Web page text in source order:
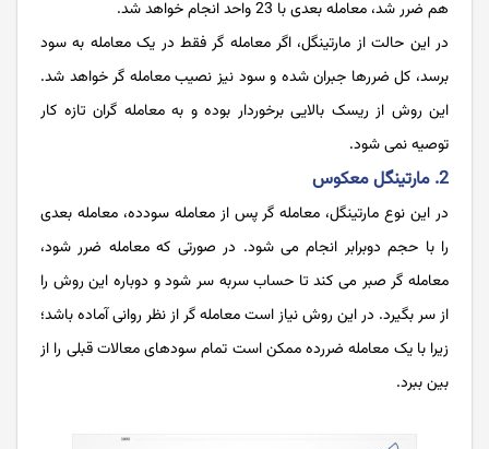
هم ضرر شد، معامله بعدی با 23 واحد انجام خواهد شد.
در این حالت از مارتینگل، اگر معامله گر فقط در یک معامله به سود
برسد، کل ضررها جبران شده و سود نیز نصیب معامله گر خواهد شد.
این روش از ریسک بالایی برخوردار بوده و به معامله گران تازه کار
توصیه نمی شود.
2. مارتینگل معکوس
در این نوع مارتینگل، معامله ‌گر پس از معامله سودده، معامله بعدی
را با حجم دوبرابر انجام می شود. در صورتی که معامله ضرر شود،
معامله گر صبر می کند تا حساب سربه سر شود و دوباره این روش را
از سر بگیرد. در این روش نیاز است معامله گر از نظر روانی آماده باشد؛
زیرا با یک معامله ضررده ممکن است تمام سودهای معالات قبلی را از
بین ببرد.